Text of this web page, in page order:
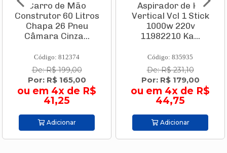
Carro de Mão
Construtor 60 Litros
Chapa 26 Pneu
Câmara Cinza...
Código: 812374
De: R$ 199,00
Por: R$ 165,00
ou em 4x de R$
41,25
Adicionar
Aspirador de Pó
Vertical Vcl 1 Stick
1000w 220v
11982210 Ka...
Código: 835935
De: R$ 231,10
Por: R$ 179,00
ou em 4x de R$
44,75
Adicionar